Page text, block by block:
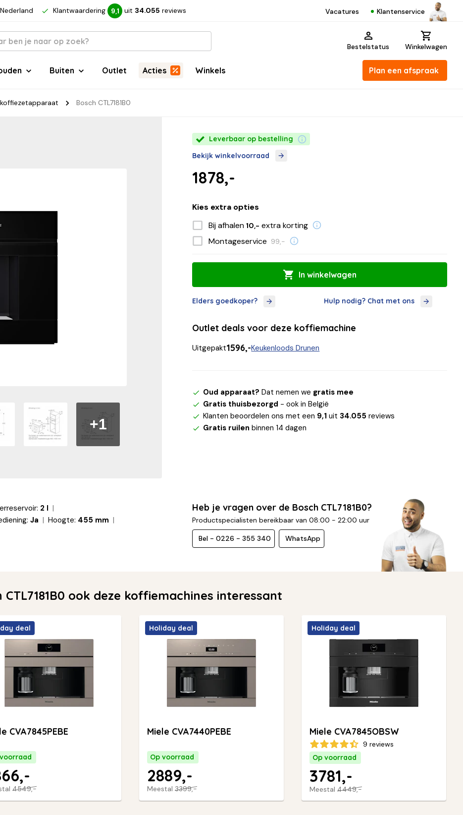
Klantwaardering 9,1 uit 34.055 reviews Vacatures Klantenservice
Bestelstatus Winkelwagen
Buiten Outlet Acties Winkels Plan een afspraak
Bosch CTL7181B0
+1
Leverbaar op bestelling
Bekijk winkelvoorraad
1878,-
Kies extra opties
Bij afhalen10,- extra korting
Montageservice 99,-
In winkelwagen
Elders goedkoper? Hulp nodig? Chat met ons
Outlet deals voor deze koffiemachine
Uitgepakt1596,-Keukenloods Drunen
Oud apparaat? Dat nemen we gratis mee
Gratis thuisbezorgd - ook in België
Klanten beoordelen ons met een 9,1 uit 34.055 reviews
Gratis ruilen binnen 14 dagen
2 l
Ja Hoogte: 455 mm
Heb je vragen over de Bosch CTL7181B0?
Productspecialisten bereikbaar van 08:00 - 22:00 uur
Bel - 0226 - 355 340 WhatsApp
ook deze koffiemachines interessant
deal
CVA7845PEBE
4549,-
Holiday deal
Miele CVA7440PEBE
Op voorraad
Meestal 3399,-
2889,-
Holiday deal
Miele CVA7845OBSW
9 reviews
Op voorraad
Meestal 4449,-
3781,-